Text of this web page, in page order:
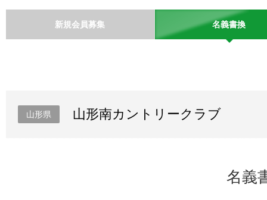
新規会員募集 名義書換
山形県 山形南カントリークラブ
名義